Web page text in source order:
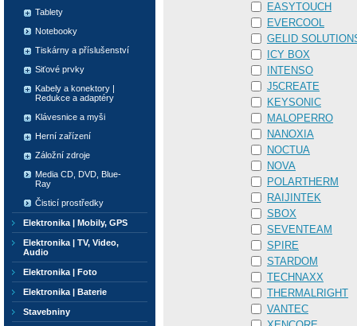
EASYTOUCH
EVERCOOL
GELID
ICY BOX
INTENSO
J5CREATE
KEYSONIC
MALOPERRO
NANOXIA
NOCTUA
NOVA
POLARTHERM
RAIJINTEK
SBOX
SEVENTEAM
SPIRE
STARDOM
TECHNAXX
THERMALRIGHT
VANTEC
Tablety
Notebooky
Tiskárny a příslušenství
Siťové prvky
Kabely a konektory |
Redukce a adaptéry
Klávesnice a myši
Herní zařízení
Záložní zdroje
Media CD, DVD, Blue-
Ray
Čisticí prostředky
Elektronika | Mobily, GPS
Elektronika | TV, Video,
Audio
Elektronika | Foto
Elektronika | Baterie
Stavebniny